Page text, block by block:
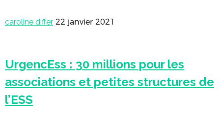
caroline differ 22 janvier 2021
UrgencEss : 30 millions pour les
associations et petites structures de
l’ESS